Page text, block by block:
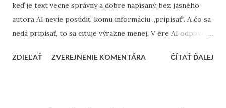
keď je text vecne správny a dobre napísaný, bez jasného
autora AI nevie posúdiť, komu informáciu „pripísať“. A čo sa
nedá pripísať, to sa cituje výrazne menej. V ére AI odpovedí
jazykové modely pracujú s princípom znižovania rizika. Pri
ZDIEĽAŤ ZVEREJNENIE KOMENTÁRA ČÍTAŤ ĎALEJ